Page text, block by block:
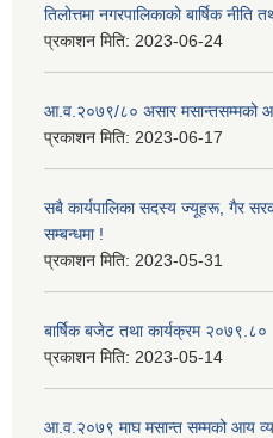
तिलोत्तमा नगरपालिकाको बार्षिक
प्रकाशन मिति: 2023-06-24
आ.व.२०७९/८० असार मसान्तसम्मको
प्रकाशन मिति: 2023-06-17
सबै कार्यपालिका सदस्य ज्यूहरू, गैर
सम्बन्धमा !
प्रकाशन मिति: 2023-05-31
बार्षिक बजेट तथा कार्यक्रम २०७९.८०
प्रकाशन मिति: 2023-05-14
आ.व.२०७९ माघ मसान्त सम्मको आय